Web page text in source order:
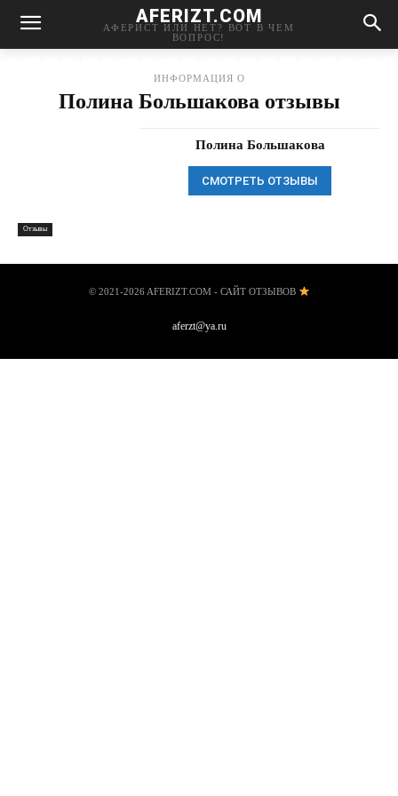
AFERIZT.COM
АФЕРИСТ ИЛИ НЕТ? ВОТ В ЧЕМ
ВОПРОС!
ИНФОРМАЦИЯ О
Полина Большакова отзывы
Отзывы
Полина Большакова
СМОТРЕТЬ ОТЗЫВЫ
© 2021-2026 AFERIZT.COM - САЙТ ОТЗЫВОВ
aferzt@ya.ru